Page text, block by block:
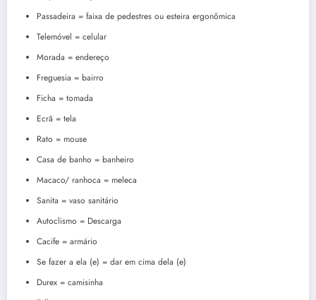
Passadeira = faixa de pedestres ou esteira ergonômica
Telemóvel = celular
Morada = endereço
Freguesia = bairro
Ficha = tomada
Ecrã = tela
Rato = mouse
Casa de banho = banheiro
Macaco/ ranhoca = meleca
Sanita = vaso sanitário
Autoclismo = Descarga
Cacife = armário
Se fazer a ela (e) = dar em cima dela (e)
Durex = camisinha